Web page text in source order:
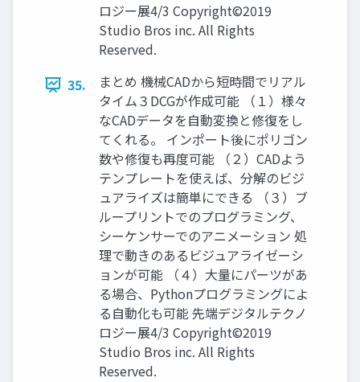
ロジー展4/3 Copyright©2019
Studio Bros inc. All Rights
Reserved.
35.
まとめ 機械CADから短時間でリアル
タイム３DCGが作成可能 （１）様々
なCADデータを自動変換と修復をし
てくれる。 インポート後にポリゴン
数や修復も再度可能 （２）CADよう
テンプレートを使えば、分解のビジ
ュアライズは簡単にできる （３）ブ
ループリントでのプログラミング、
シーケンサーでのアニメーション 処
理で動きのあるビジュアライゼーシ
ョンが可能 （４）大量にパーツがあ
る場合、Pythonプログラミングによ
る自動化も可能 先端デジタルテクノ
ロジー展4/3 Copyright©2019
Studio Bros inc. All Rights
Reserved.